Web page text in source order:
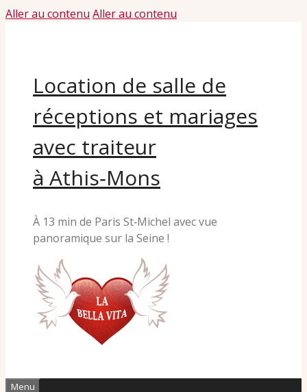
Aller au contenu Aller au contenu
Location de salle de
réceptions et mariages
avec traiteur
à Athis‑Mons
À 13 min de Paris St‑Michel avec vue
panoramique sur la Seine !
Menu